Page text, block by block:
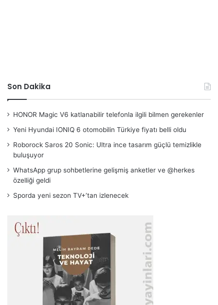
Son Dakika
HONOR Magic V6 katlanabilir telefonla ilgili bilmen gerekenler
Yeni Hyundai IONIQ 6 otomobilin Türkiye fiyatı belli oldu
Roborock Saros 20 Sonic: Ultra ince tasarım güçlü temizlikle
buluşuyor
WhatsApp grup sohbetlerine gelişmiş anketler ve @herkes
özelliği geldi
Sporda yeni sezon TV+’tan izlenecek